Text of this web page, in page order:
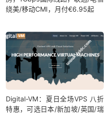
绕美/移动CMI，月付€6.95起
Digital-VM：夏日全场VPS 八折
特惠，可选日本/新加坡/英国/瑞